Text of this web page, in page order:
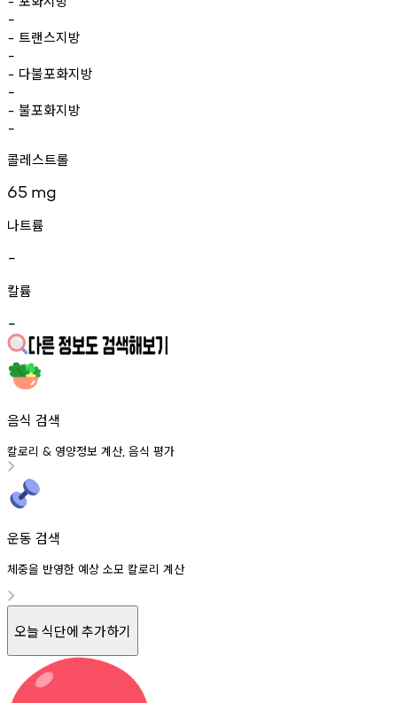
-
- 트랜스지방
-
- 다불포화지방
-
- 불포화지방
-
콜레스트롤
65 mg
나트륨
-
칼륨
-
음식 검색
칼로리 & 영양정보 계산, 음식 평가
운동 검색
체중을 반영한 예상 소모 칼로리 계산
오늘 식단에 추가하기